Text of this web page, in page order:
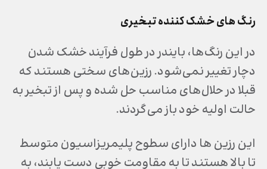
رنگ های خشک کننده تبخیری
در این رنگ‌ها، بایندر در طول فرآیند خشک شدن
دچار تغییر نمی‌شود. رزین‌های سختی هستند که
قبلا در حلال‌های مناسب حل شده و پس از تبخیر به
حالت اولیه خود باز می‌گردند.
این رزین ها دارای سطوح پلیمریزاسیون متوسط ​​
تا بالا هستند تا به مقاومت خوبی دست یابند، به